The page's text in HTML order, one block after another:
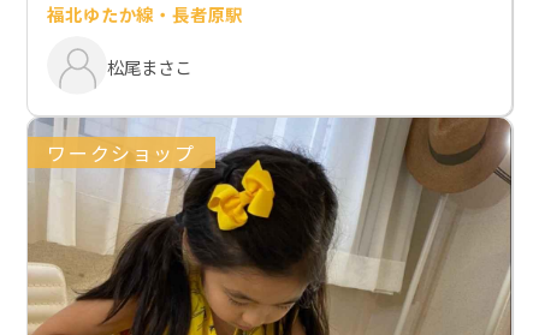
福北ゆたか線・長者原駅
松尾まさこ
ワークショップ